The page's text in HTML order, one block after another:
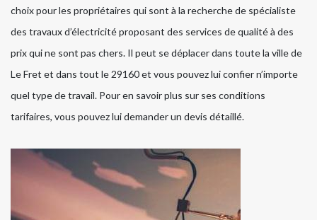
choix pour les propriétaires qui sont à la recherche de spécialiste
des travaux d’électricité proposant des services de qualité à des
prix qui ne sont pas chers. Il peut se déplacer dans toute la ville de
Le Fret et dans tout le 29160 et vous pouvez lui confier n’importe
quel type de travail. Pour en savoir plus sur ses conditions
tarifaires, vous pouvez lui demander un devis détaillé.